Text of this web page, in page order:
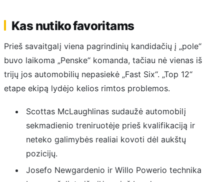
Kas nutiko favoritams
Prieš savaitgalį viena pagrindinių kandidačių į „pole“
buvo laikoma „Penske“ komanda, tačiau nė vienas iš
trijų jos automobilių nepasiekė „Fast Six“. „Top 12“
etape ekipą lydėjo kelios rimtos problemos.
Scottas McLaughlinas sudaužė automobilį
sekmadienio treniruotėje prieš kvalifikaciją ir
neteko galimybės realiai kovoti dėl aukštų
pozicijų.
Josefo Newgardenio ir Willo Powerio technika